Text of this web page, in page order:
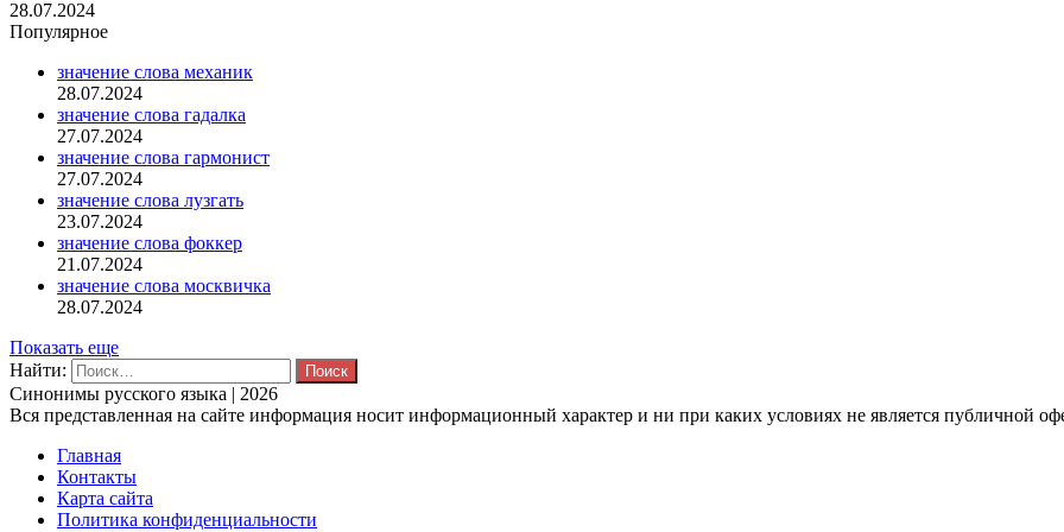
28.07.2024
Популярное
значение слова механик
28.07.2024
значение слова гадалка
27.07.2024
значение слова гармонист
27.07.2024
значение слова лузгать
23.07.2024
значение слова фоккер
21.07.2024
значение слова москвичка
28.07.2024
Показать еще
Найти:
Синонимы русского языка | 2026
Вся представленная на сайте информация носит информационный характер и ни при каких условиях не является публичной
Главная
Контакты
Карта сайта
Политика конфиденциальности